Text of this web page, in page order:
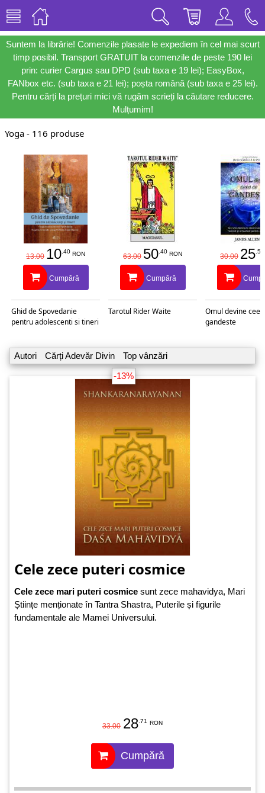
Suntem la librărie! Comenzile plasate le expediem în cel mai scurt
timp posibil. Transport GRATUIT la comenzile de peste 190 lei
prin: curier Cargus sau DPD (sub taxa e 19 lei); EasyBox,
FANbox etc. (sub taxa e 21 lei); poșta română (sub taxa e 25 lei).
Pentru cărți la prețuri mici vă rugăm scrieți la căutare reducere.
Mulțumim!
Yoga - 116 produse
13.00 10 .40 RON
Cumpără
Ghid de Spovedanie
pentru adolescenti si tineri
63.00 50 .40 RON
Cumpără
Tarotul Rider Waite
30.00 25 .50
Omul devine
gandeste
Autori Cărți Adevăr Divin
Top vânzări
-13%
Cele zece puteri cosmice
Cele zece mari puteri cosmice sunt zece mahavidya, Mari
Științe menționate în Tantra Shastra, Puterile și figurile
fundamentale ale Mamei Universului.
33.00 28 .71 RON
Cumpără